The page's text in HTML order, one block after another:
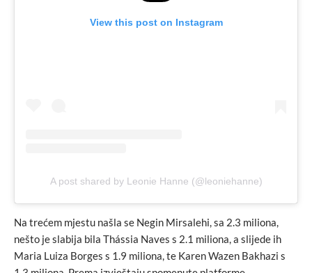
View this post on Instagram
A post shared by Leonie Hanne (@leoniehanne)
Na trećem mjestu našla se Negin Mirsalehi, sa 2.3 miliona,
nešto je slabija bila Thássia Naves s 2.1 miliona, a slijede ih
Maria Luiza Borges s 1.9 miliona, te Karen Wazen Bakhazi s